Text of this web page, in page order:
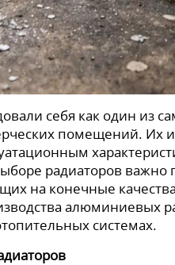
себя как один из
помещений. Их
радиаторов важно
на конечные качества
алюминиевых
системах.